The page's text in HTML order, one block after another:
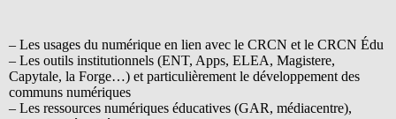
– Les usages du numérique en lien avec le CRCN et le CRCN Édu
– Les outils institutionnels (ENT, Apps, ELEA, Magistere,
Capytale, la Forge…) et particulièrement le développement des
communs numériques
– Les ressources numériques éducatives (GAR, médiacentre),